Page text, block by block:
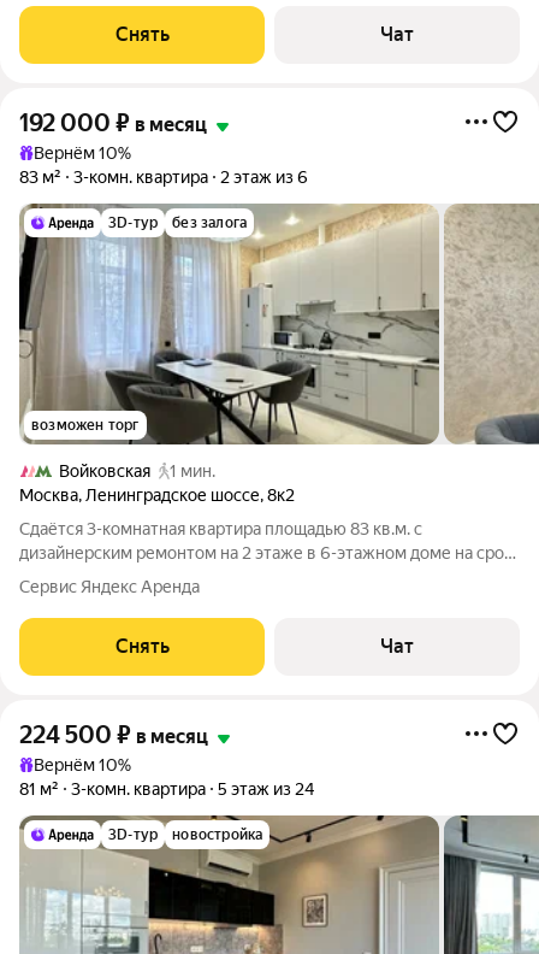
Снять Чат
192 000 ₽ в месяц
Вернём 10%
83 м²
3-комн. квартира 2 этаж из 6
3D-тур без залога
возможен торг
Войковская
1 мин.
Москва, Ленинградское шоссе,8к2
Сдаётся 3-комнатная квартира площадью 83 кв.м. с
дизайнерским ремонтом на 2 этаже в 6-этажном доме на срок
от 11 месяцев. Из техники есть: Телевизор Духовой шкаф
Стиральная машина Холодильник Посудомоечная машина
Кондиционер Дом - кирпичный,
Сервис Яндекс Аренда
Снять Чат
224 500 ₽ в месяц
Вернём 10%
81 м²
3-комн. квартира 5 этаж из 24
3D-тур новостройка